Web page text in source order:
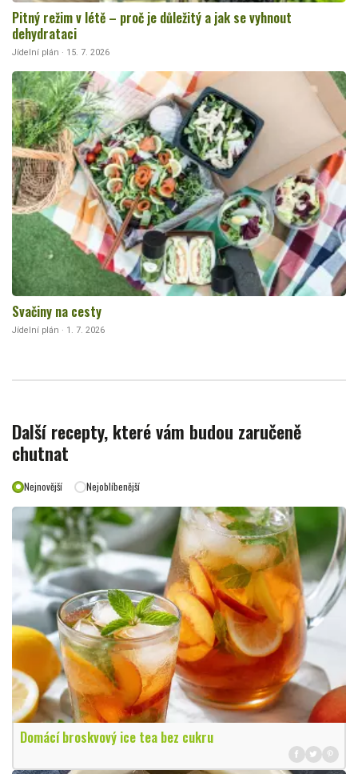
Pitný režim v létě – proč je důležitý a jak se vyhnout
dehydrataci
Jídelní plán · 15. 7. 2026
Svačiny na cesty
Jídelní plán · 1. 7. 2026
Další recepty, které vám budou zaručeně
chutnat
Nejnovější Nejoblíbenější
Domácí broskvový ice tea bez cukru